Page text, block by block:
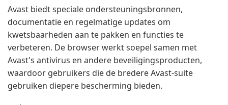
Avast biedt speciale ondersteuningsbronnen,
documentatie en regelmatige updates om
kwetsbaarheden aan te pakken en functies te
verbeteren. De browser werkt soepel samen met
Avast's antivirus en andere beveiligingsproducten,
waardoor gebruikers die de bredere Avast-suite
gebruiken diepere bescherming bieden.